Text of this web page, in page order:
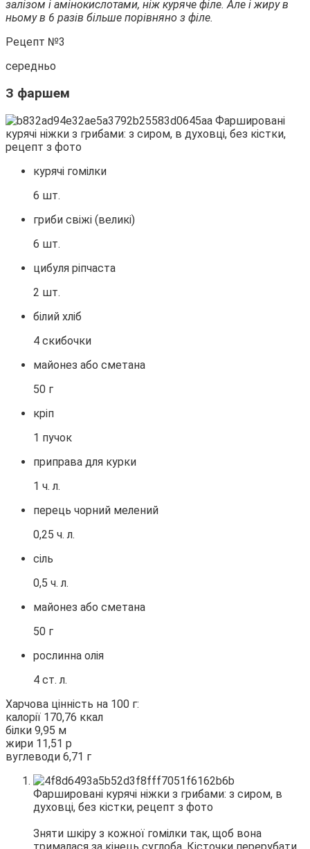
залізом і амінокислотами, ніж куряче філе. Але і жиру в
ньому в 6 разів більше порівняно з філе.
Рецепт №3
середньо
З фаршем
курячі гомілки
6 шт.
гриби свіжі (великі)
6 шт.
цибуля ріпчаста
2 шт.
білий хліб
4 скибочки
майонез або сметана
50 г
кріп
1 пучок
приправа для курки
1 ч. л.
перець чорний мелений
0,25 ч. л.
сіль
0,5 ч. л.
майонез або сметана
50 г
рослинна олія
4 ст. л.
Харчова цінність на 100 г:
калорії 170,76 ккал
білки 9,95 м
жири 11,51 р
вуглеводи 6,71 г
Зняти шкіру з кожної гомілки так, щоб вона